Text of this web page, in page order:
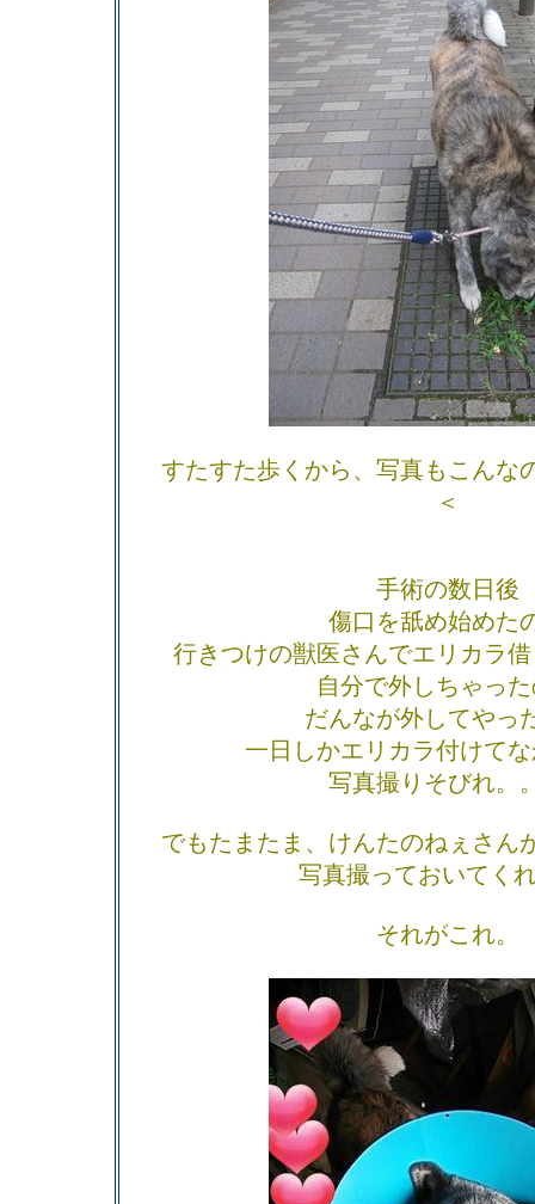
すたすた歩くから、写真もこんな
＜
手術の数日後
傷口を舐め始めた
行きつけの獣医さんでエリカラ
自分で外しちゃっ
だんなが外してやっ
一日しかエリカラ付けて
写真撮りそびれ。
でもたまたま、けんたのねぇさん
写真撮っておいてく
それがこれ。